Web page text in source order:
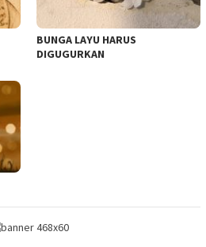
BUNGA LAYU HARUS
DIGUGURKAN